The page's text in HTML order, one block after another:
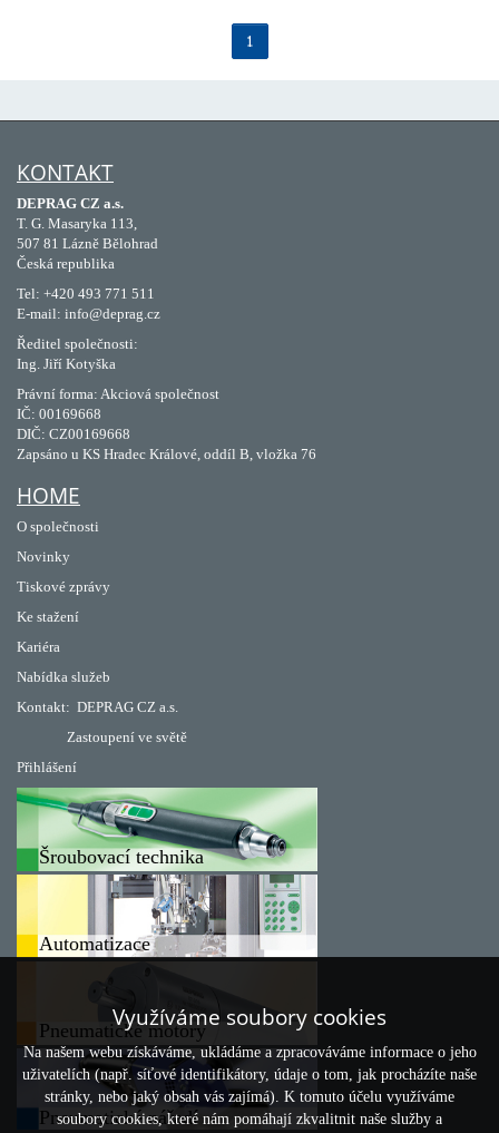
1
KONTAKT
DEPRAG CZ a.s.
T. G. Masaryka 113,
507 81 Lázně Bělohrad
Česká republika
Tel: +420 493 771 511
E-mail: info@deprag.cz
Ředitel společnosti:
Ing. Jiří Kotyška
Právní forma: Akciová společnost
IČ: 00169668
DIČ: CZ00169668
Zapsáno u KS Hradec Králové, oddíl B, vložka 76
HOME
O společnosti
Novinky
Tiskové zprávy
Ke stažení
Kariéra
Nabídka služeb
Kontakt: DEPRAG CZ a.s.
Zastoupení ve světě
Přihlášení
Šroubovací technika
Automatizace
Pneumatické motory
Pneumatické nářadí
Využíváme soubory cookies
Na našem webu získáváme, ukládáme a zpracováváme informace o jeho
uživatelích (např. síťové identifikátory, údaje o tom, jak procházíte naše
stránky, nebo jaký obsah vás zajímá). K tomuto účelu využíváme
soubory cookies, které nám pomáhají zkvalitnit naše služby a